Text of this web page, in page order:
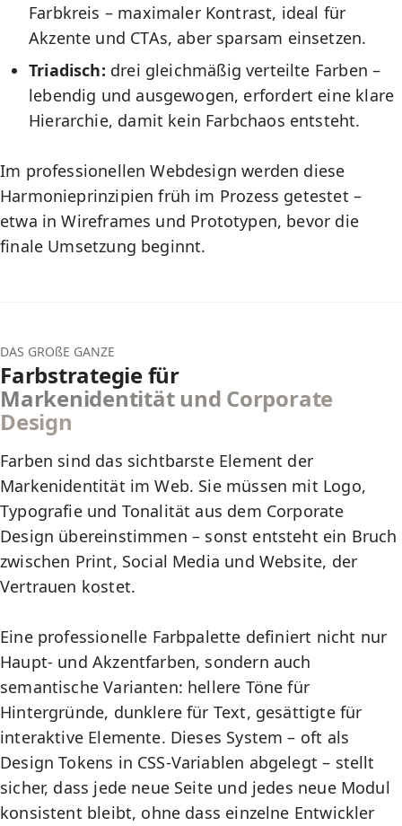
Farbkreis – maximaler Kontrast, ideal für
Akzente und CTAs, aber sparsam einsetzen.
Triadisch: drei gleichmäßig verteilte Farben –
lebendig und ausgewogen, erfordert eine klare
Hierarchie, damit kein Farbchaos entsteht.
Im professionellen Webdesign werden diese
Harmonieprinzipien früh im Prozess getestet –
etwa inWireframes und Prototypen, bevor die
finale Umsetzung beginnt.
DAS GROßE GANZE
Farbstrategie für
Markenidentität und Corporate
Design
Farben sind das sichtbarste Element der
Markenidentität im Web. Sie müssen mit Logo,
Typografie und Tonalität aus dem Corporate
Design übereinstimmen – sonst entsteht ein Bruch
zwischen Print, Social Media und Website, der
Vertrauen kostet.
Eine professionelle Farbpalette definiert nicht nur
Haupt- und Akzentfarben, sondern auch
semantische Varianten: hellere Töne für
Hintergründe, dunklere für Text, gesättigte für
interaktive Elemente. Dieses System – oft als
Design Tokens in CSS-Variablen abgelegt – stellt
sicher, dass jede neue Seite und jedes neue Modul
konsistent bleibt, ohne dass einzelne Entwickler